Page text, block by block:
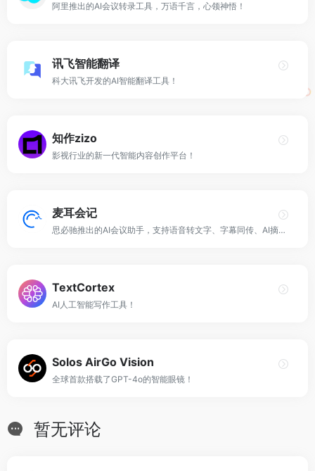
阿里推出的AI会议转录工具，万语千言，心领神悟！
讯飞智能翻译
科大讯飞开发的AI智能翻译工具！
知作zizo
影视行业的新一代智能内容创作平台！
麦耳会记
思必驰推出的AI会议助手，支持语音转文字、字幕同传、AI摘要等！
TextCortex
AI人工智能写作工具！
Solos AirGo Vision
全球首款搭载了GPT-4o的智能眼镜！
暂无评论